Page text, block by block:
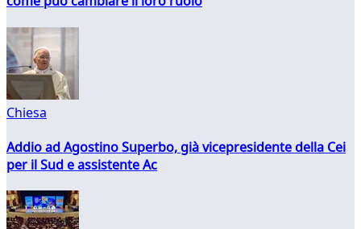
Chiesa
Addio ad Agostino Superbo, già vicepresidente della Cei
per il Sud e assistente Ac